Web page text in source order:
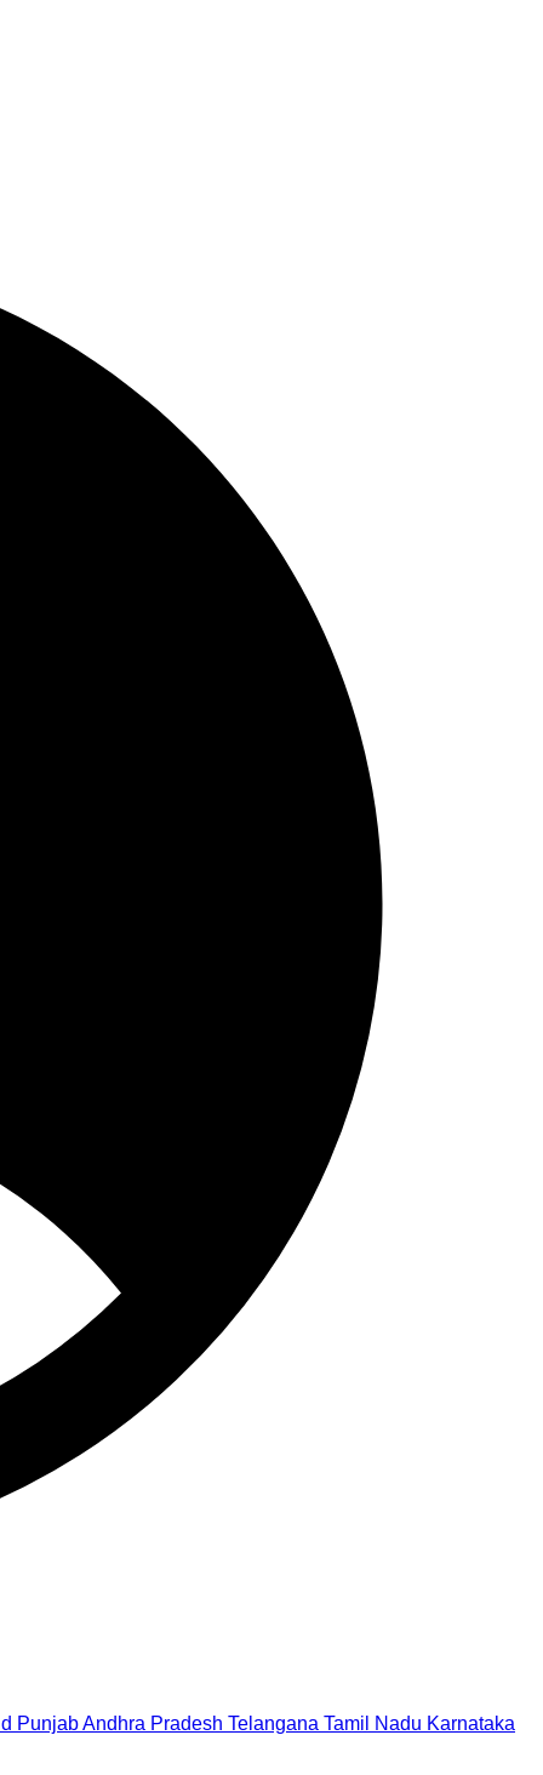
PunjabAndhra Pradesh Telangana Tamil Nadu Karnataka